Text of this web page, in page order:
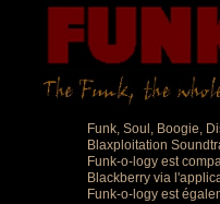
Funk, Soul, Boogie,
Blaxploitation
Funk-o-logy est
Blackberry via
Funk-o-logy est